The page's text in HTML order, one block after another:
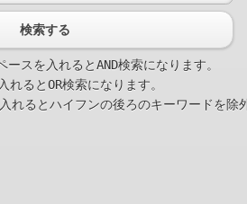
検索する
スを入れるとAND検索になります。
るとOR検索になります。